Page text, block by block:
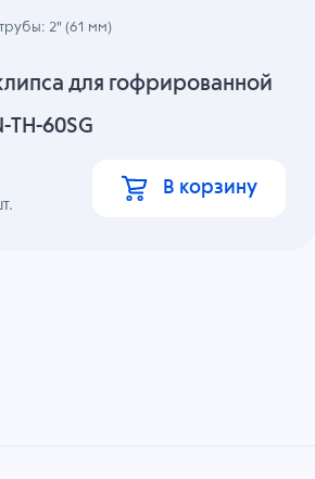
для гофрированной
TH-60SG
2" (61 мм)
В корзину